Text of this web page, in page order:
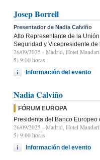
Josep Borrell
Presentador de Nadia Calviño
Alto Representante de la
Seguridad y Vicepresidente
26/09/2025 - Madrid, Hotel
5) 9:00 horas
Información del evento
Nadia Calviño
FÓRUM EUROPA
Presidenta del Banco Europeo
26/09/2025 - Madrid, Hotel
5) 9:00 horas
Información del evento